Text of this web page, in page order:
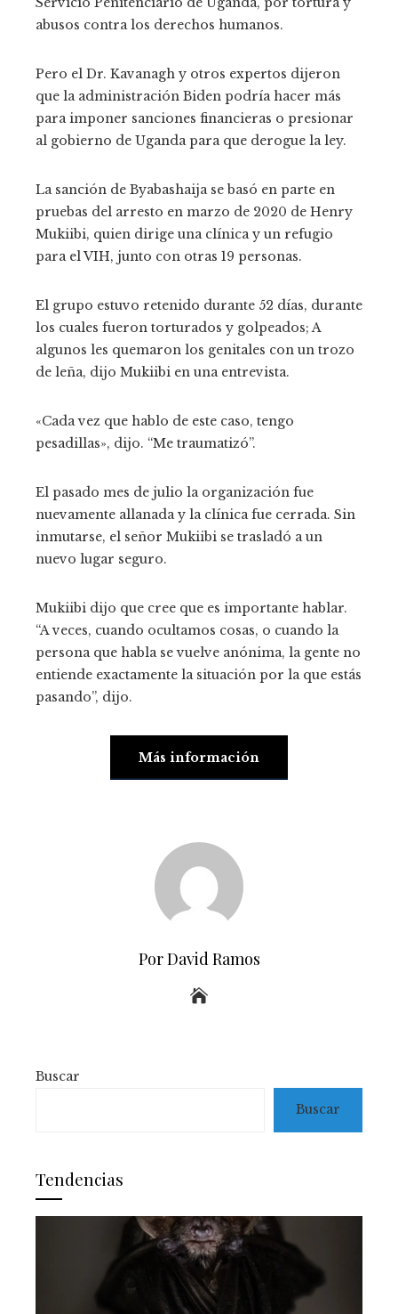
abusos contra los derechos humanos.
Pero el Dr. Kavanagh y otros expertos dijeron
que la administración Biden podría hacer más
para imponer sanciones financieras o presionar
al gobierno de Uganda para que derogue la ley.
La sanción de Byabashaija se basó en parte en
pruebas del arresto en marzo de 2020 de Henry
Mukiibi, quien dirige una clínica y un refugio
para el VIH, junto con otras 19 personas.
El grupo estuvo retenido durante 52 días, durante
los cuales fueron torturados y golpeados; A
algunos les quemaron los genitales con un trozo
de leña, dijo Mukiibi en una entrevista.
«Cada vez que hablo de este caso, tengo
pesadillas», dijo. “Me traumatizó”.
El pasado mes de julio la organización fue
nuevamente allanada y la clínica fue cerrada. Sin
inmutarse, el señor Mukiibi se trasladó a un
nuevo lugar seguro.
Mukiibi dijo que cree que es importante hablar.
“A veces, cuando ocultamos cosas, o cuando la
persona que habla se vuelve anónima, la gente no
entiende exactamente la situación por la que estás
pasando”, dijo.
Más información
Por David Ramos
Buscar
Buscar
Tendencias